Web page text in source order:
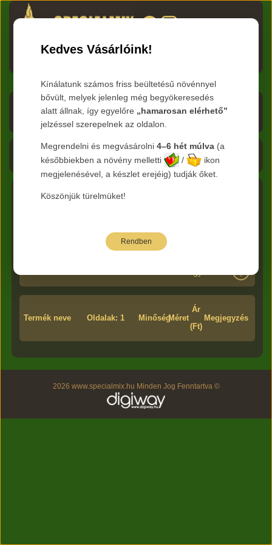
Kedves Vásárlóink!
Kínálatunk számos friss beültetésű növénnyel
bővült, melyek jelenleg még begyökeresedés
alatt állnak, így egyelőre „hamarosan elérhető”
jelzéssel szerepelnek az oldalon.
Megrendelni és megvásárolni4–6 hét múlva (a
későbbiekben a növény melletti
/
ikon
megjelenésével, a készlet erejéig) tudják őket.
Köszönjük türelmüket!
Rendben
Árlista letöltése
Frissítve:
Kosár - 0 Ft
Főkategória: CserjékNemzetség :
Termék neve Oldalak: 1 MinőségMéret
Ár
(Ft)
Megjegyzés
2026 www.specialmix.hu Minden Jog Fenntartva ©